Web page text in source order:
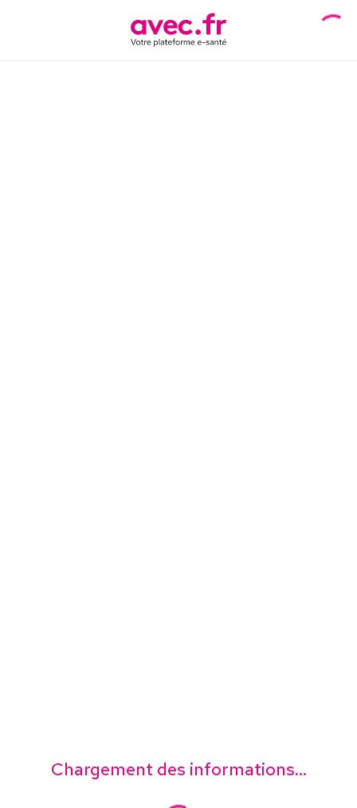
Chargement des informations...